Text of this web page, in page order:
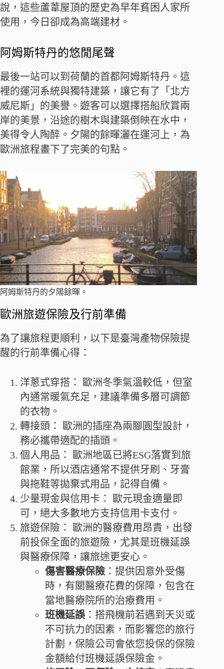
說，這些蘆葦屋頂的歷史為早年貧困人家所
使用，今日卻成為高端建材。
阿姆斯特丹的悠閒尾聲
最後一站可以到荷蘭的首都阿姆斯特丹。這
裡的運河系統與獨特建築，讓它有了「北方
威尼斯」的美譽。遊客可以選擇搭船欣賞兩
岸的美景，沿途的樹木與建築倒映在水中，
美得令人陶醉。夕陽的餘暉灑在運河上，為
歐洲旅程畫下了完美的句點。
阿姆斯特丹的夕陽餘暉。
歐洲旅遊保險及行前準備
為了讓旅程更順利，以下是臺灣產物保險提
醒的行前準備心得：
洋蔥式穿搭： 歐洲冬季氣溫較低，但室
內通常暖氣充足，建議準備多層可調節
的衣物。
轉接頭： 歐洲的插座為兩腳圓型設計，
務必攜帶適配的插頭。
個人用品： 歐洲地區已將ESG落實到旅
館業，所以酒店通常不提供牙刷、牙膏
與拖鞋等拋棄式用品，記得自備。
少量現金與信用卡： 歐元現金適量即
可，絕大多數地方支持信用卡支付。
旅遊保險： 歐洲的醫療費用昂貴，出發
前投保全面的旅遊險，尤其是班機延誤
與醫療保障，讓旅途更安心。
傷害醫療保險 ：提供因意外受傷
時，有關醫療花費的保障，包含在
當地醫療院所的治療費用。
班機延誤 ：搭飛機前若遇到天災或
不可抗力的因素，而影響您的旅行
計劃，保險公司會依您投保的保險
金額給付班機延誤保險金。